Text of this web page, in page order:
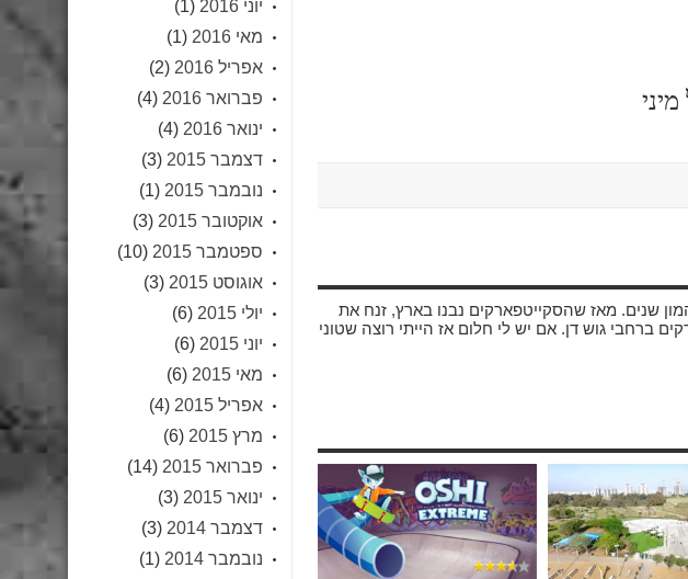
שנים. מאז שהסקייטפארקים נבנו בארץ, זנח את
ברחבי גוש דן. אם יש לי חלום אז הייתי רוצה שטוני
יוני 2016
(1)
מאי 2016
(1)
אפריל 2016
(2)
פברואר 2016
(4)
ינואר 2016
(4)
דצמבר 2015
(3)
נובמבר 2015
(1)
אוקטובר 2015
(3)
ספטמבר 2015
(10)
אוגוסט 2015
(3)
יולי 2015
(6)
יוני 2015
(6)
מאי 2015
(6)
אפריל 2015
(4)
מרץ 2015
(6)
פברואר 2015
(14)
ינואר 2015
(3)
דצמבר 2014
(3)
נובמבר 2014
(1)